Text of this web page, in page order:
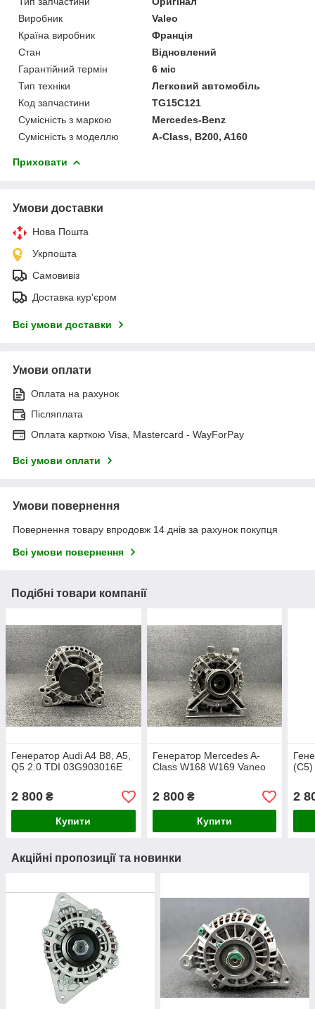
Виробник
Valeo
Країна виробник
Франція
Стан
Відновлений
Гарантійний термін
6 міс
Тип техніки
Легковий автомобіль
Код запчастини
TG15C121
Сумісність з маркою
Mercedes-Benz
Сумісність з моделлю
A-Class, B200, A160
Приховати
Умови доставки
Нова Пошта
Укрпошта
Самовивіз
Доставка кур'єром
Всі умови доставки
Умови оплати
Оплата на рахунок
Післяплата
Оплата карткою Visa, Mastercard - WayForPay
Всі умови оплати
Умови повернення
Повернення товару впродовж 14 днів за рахунок покупця
Всі умови повернення
Подібні товари компанії
Генератор Audi A4 B8, A5,
Q5 2.0 TDI 03G903016E
2 800 ₴
Купити
Генератор Mercedes A-
Class W168 W169 Vaneo
2 800₴
Купити
2
Акційні пропозиції та новинки